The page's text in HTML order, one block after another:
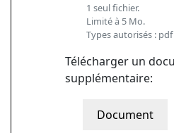
1 seul fichier.
Limité à 5 Mo.
Types autorisés :
Télécharger un
supplémentaire:
Document